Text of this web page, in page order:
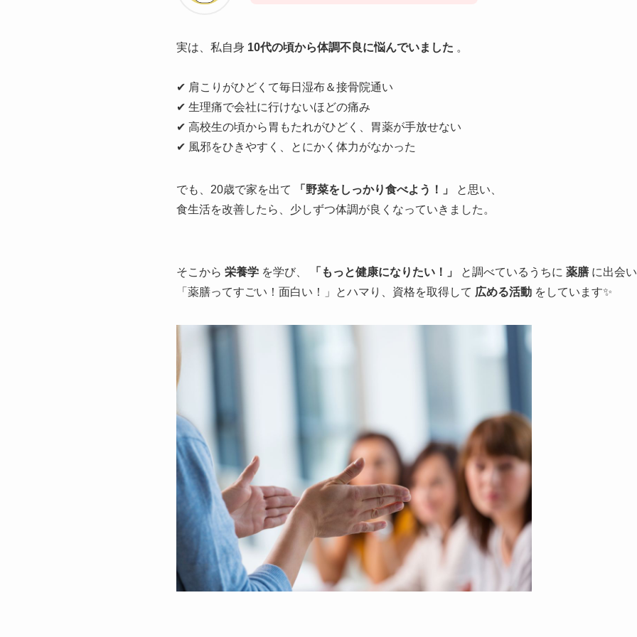
実は、私自身 10代の頃から体調不良に悩んでいました 。
✔ 肩こりがひどくて毎日湿布＆接骨院通い
✔ 生理痛で会社に行けないほどの痛み
✔ 高校生の頃から胃もたれがひどく、胃薬が手放せない
✔ 風邪をひきやすく、とにかく体力がなかった
でも、20歳で家を出て 「野菜をしっかり食べよう！」
と思い、
食生活を改善したら、少しずつ体調が良くなっていきました。
そこから 栄養学 を学び、 「もっと健康になりたい！」 と調べているうちに 薬膳に出会
「薬膳ってすごい！面白い！」とハマり、資格を取得して 広める活動 をしています✨